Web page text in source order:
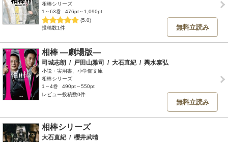
相棒シリーズ
1～63巻
476pt～1,090pt
(5.0)
投稿数1件
無料立読み
相棒 ―劇場版―
司城志朗 / 戸田山雅司 / 大石直紀 / 輿水泰弘
小説・実用書、小学館文庫
相棒シリーズ
1～4巻
490pt～550pt
レビュー投稿数0件
無料立読み
相棒シリーズ
大石直紀 / 櫻井武晴